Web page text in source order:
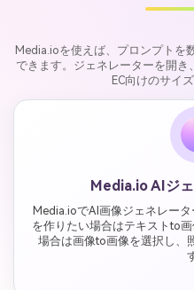
Media.ioを使えば、プロンプトを
できます。ジェネレーターを開き
EC向けのサイ
Media.io AIジ
Media.ioでAI画像ジェネレー
を作りたい場合はテキストto
場合は画像to画像を選択し、